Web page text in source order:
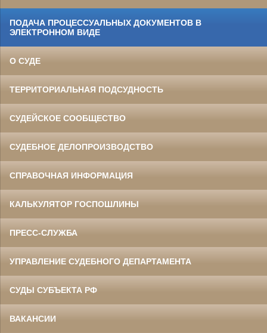
ПОДАЧА ПРОЦЕССУАЛЬНЫХ ДОКУМЕНТОВ В
ЭЛЕКТРОННОМ ВИДЕ
О СУДЕ
ТЕРРИТОРИАЛЬНАЯ ПОДСУДНОСТЬ
СУДЕЙСКОЕ СООБЩЕСТВО
СУДЕБНОЕ ДЕЛОПРОИЗВОДСТВО
СПРАВОЧНАЯ ИНФОРМАЦИЯ
КАЛЬКУЛЯТОР ГОСПОШЛИНЫ
ПРЕСС-СЛУЖБА
УПРАВЛЕНИЕ СУДЕБНОГО ДЕПАРТАМЕНТА
СУДЫ СУБЪЕКТА РФ
ВАКАНСИИ